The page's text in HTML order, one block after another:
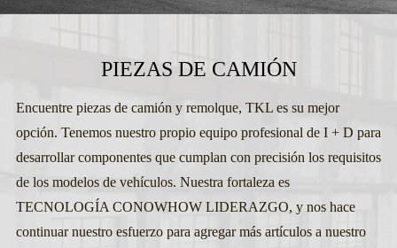
PIEZAS DE CAMIÓN
Encuentre piezas de camión y remolque, TKL es su mejor
opción. Tenemos nuestro propio equipo profesional de I + D para
desarrollar componentes que cumplan con precisión los requisitos
de los modelos de vehículos. Nuestra fortaleza es
TECNOLOGÍA CONOWHOW LIDERAZGO, y nos hace
continuar nuestro esfuerzo para agregar más artículos a nuestro